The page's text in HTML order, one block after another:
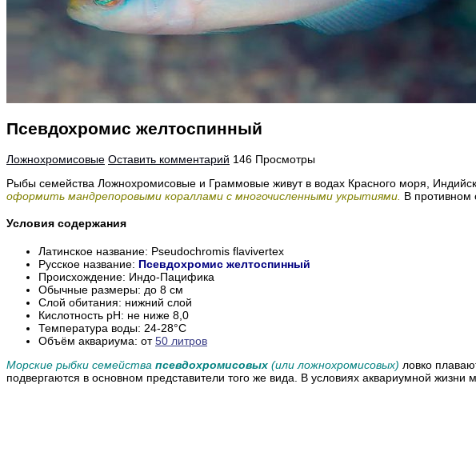
Псевдохромис желтоспинный
Ложнохромисовые Оставить комментарий 146 Просмотры
Рыбы семейства Ложнохромисовые и Граммовые живут в водах Красного моря,
оформить мандрепоровыми кораллами с многочисленными укрытиями. В противном
Условия содержания
Латинское название: Pseudochromis flavivertex
Русское название: Псевдохромис желтоспинный
Происхождение: Индо-Пацифика
Обычные размеры: до 8 см
Слой обитания: нижний слой
Кислотность pH: не ниже 8,0
Температура воды: 24-28°С
Объём аквариума: от50 литров
Морские рыбки семейства псевдохромисовых (или ложнохромисовых) ловко
подвергаются в основном представители того же вида. В условиях аквариумной